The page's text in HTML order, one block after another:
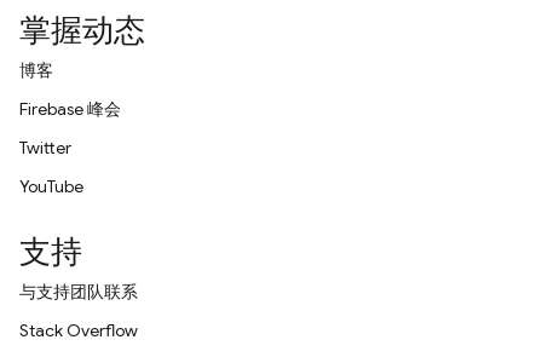
掌握动态
博客
Firebase 峰会
Twitter
YouTube
支持
与支持团队联系
Stack Overflow